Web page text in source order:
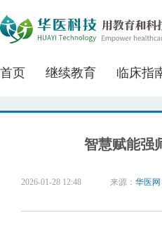
首页 继续教育 临床指
智慧赋能强
2026-01-28 12:48 来源： 华医网